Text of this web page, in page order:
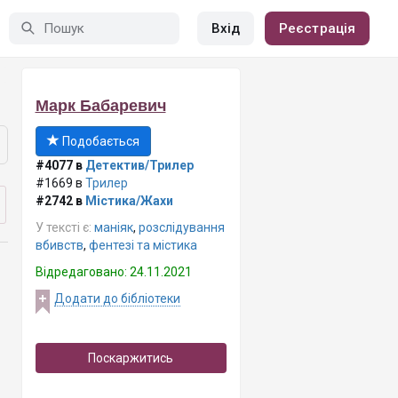
Вхід Реєстрація
Марк Бабаревич
Подобається
#4077 в Детектив/Трилер
#1669 в Трилер
#2742 в Містика/Жахи
У тексті є: маніяк, розслідування
вбивств, фентезі та містика
Відредаговано: 24.11.2021
Додати до бібліотеки
Поскаржитись